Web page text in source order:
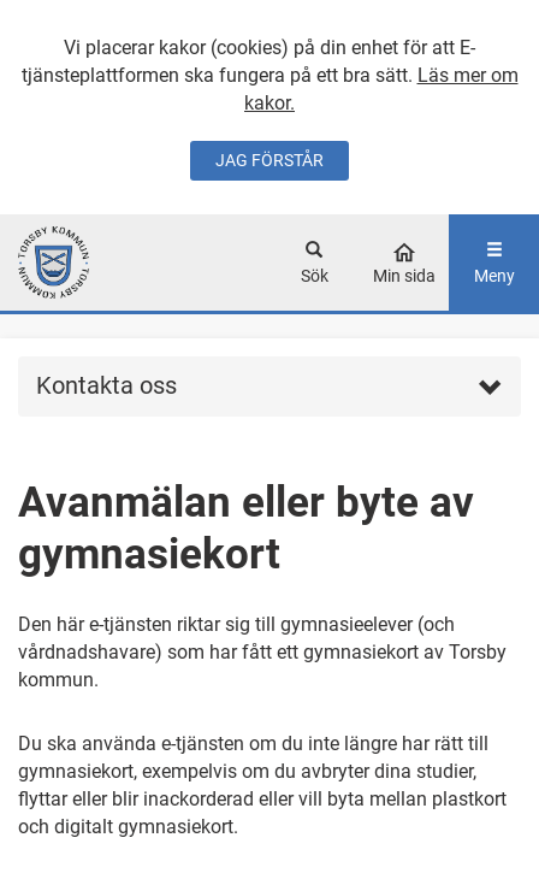
Vi placerar kakor (cookies) på din enhet för att E-
tjänsteplattformen ska fungera på ett bra sätt. Läs mer om
kakor.
JAG FÖRSTÅR
GÅ DIREKT TILL
Sök Min sida Meny
Kontakta oss
Avanmälan eller byte av
gymnasiekort
Den här e-tjänsten riktar sig till gymnasieelever (och
vårdnadshavare) som har fått ett gymnasiekort av Torsby
kommun.
Du ska använda e-tjänsten om du inte längre har rätt till
gymnasiekort, exempelvis om du avbryter dina studier,
flyttar eller blir inackorderad eller vill byta mellan plastkort
och digitalt gymnasiekort.